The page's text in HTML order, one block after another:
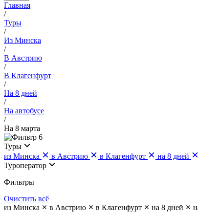
Главная
/
Туры
/
Из Минска
/
В Австрию
/
В Клагенфурт
/
На 8 дней
/
На автобусе
/
На 8 марта
6
Туры
из Минска
в Австрию в Клагенфурт на 8 дней
Туроператор
Фильтры
Очистить всё
из Минска
в Австрию в Клагенфурт на 8 дней